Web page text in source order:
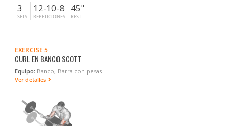
3
SETS
12-10-8
REPETICIONES
45"
REST
EXERCISE 5
CURL EN BANCO SCOTT
Equipo: Banco, Barra con pesas
Ver detalles